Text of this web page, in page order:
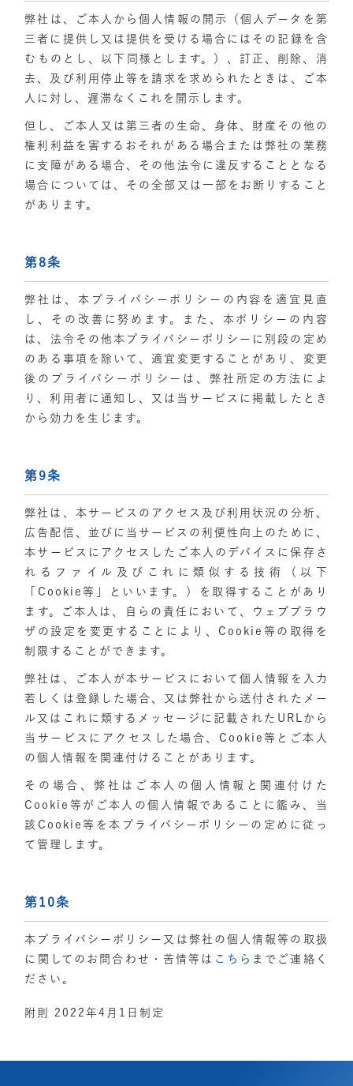
弊社は、ご本人から個人情報の開示（個人データを第
三者に提供し又は提供を受ける場合にはその記録を含
むものとし、以下同様とします。）、訂正、削除、消
去、及び利用停止等を請求を求められたときは、ご本
人に対し、遅滞なくこれを開示します。
但し、ご本人又は第三者の生命、身体、財産その他の
権利利益を害するおそれがある場合または弊社の業務
に支障がある場合、その他法令に違反することとなる
場合については、その全部又は一部をお断りすること
があります。
第8条
弊社は、本プライバシーポリシーの内容を適宜見直
し、その改善に努めます。また、本ポリシーの内容
は、法令その他本プライバシーポリシーに別段の定め
のある事項を除いて、適宜変更することがあり、変更
後のプライバシーポリシーは、弊社所定の方法によ
り、利用者に通知し、又は当サービスに掲載したとき
から効力を生じます。
第9条
弊社は、本サービスのアクセス及び利用状況の分析、
広告配信、並びに当サービスの利便性向上のために、
本サービスにアクセスしたご本人のデバイスに保存さ
れるファイル及びこれに類似する技術（以下
「Cookie等」といいます。）を取得することがあり
ます。ご本人は、自らの責任において、ウェブブラウ
ザの設定を変更することにより、Cookie等の取得を
制限することができます。
弊社は、ご本人が本サービスにおいて個人情報を入力
若しくは登録した場合、又は弊社から送付されたメー
ル又はこれに類するメッセージに記載されたURLから
当サービスにアクセスした場合、Cookie等とご本人
の個人情報を関連付けることがあります。
その場合、弊社はご本人の個人情報と関連付けた
Cookie等がご本人の個人情報であることに鑑み、当
該Cookie等を本プライバシーポリシーの定めに従っ
て管理します。
第10条
本プライバシーポリシー又は弊社の個人情報等の取扱
に関してのお問合わせ・苦情等は こちら までご連絡く
ださい。
附則 2022年4月1日制定